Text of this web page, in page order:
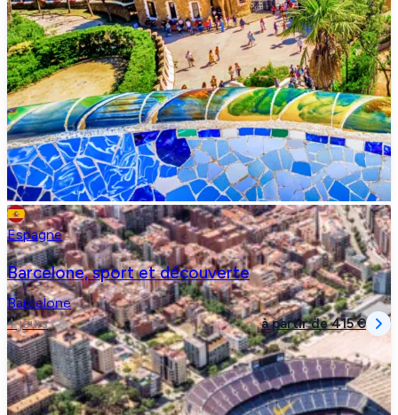
Espagne
Barcelone, sport et découverte
Barcelone
4 jours à partir de415 €